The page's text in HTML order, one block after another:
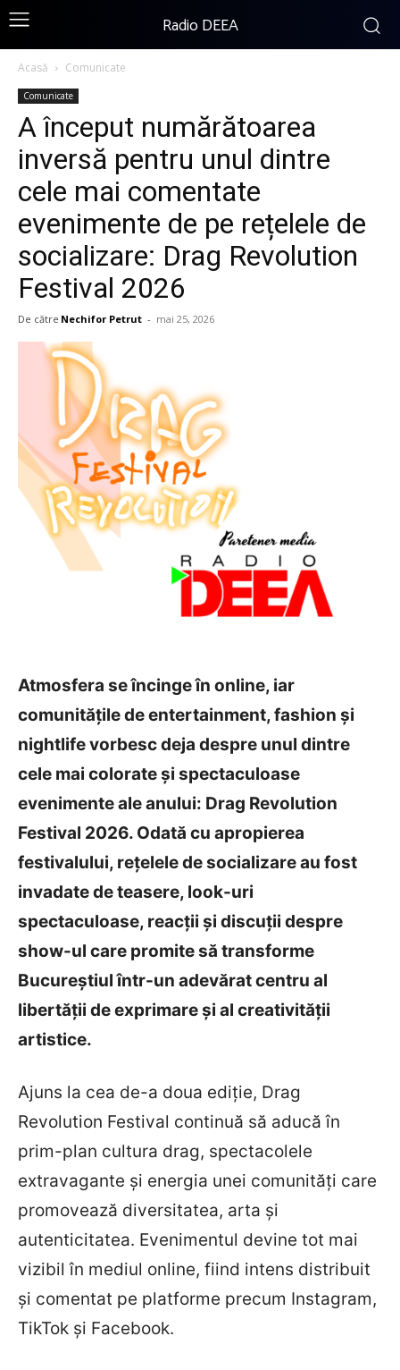
Radio DEEA
Acasă Comunicate
Comunicate
A început numărătoarea
inversă pentru unul dintre
cele mai comentate
evenimente de pe rețelele de
socializare: Drag Revolution
Festival 2026
De către Nechifor Petrut - mai 25, 2026
Atmosfera se încinge în online, iar
comunitățile de entertainment, fashion și
nightlife vorbesc deja despre unul dintre
cele mai colorate și spectaculoase
evenimente ale anului: Drag Revolution
Festival 2026. Odată cu apropierea
festivalului, rețelele de socializare au fost
invadate de teasere, look-uri
spectaculoase, reacții și discuții despre
show-ul care promite să transforme
Bucureștiul într-un adevărat centru al
libertății de exprimare și al creativității
artistice.
Ajuns la cea de-a doua ediție, Drag
Revolution Festival continuă să aducă în
prim-plan cultura drag, spectacolele
extravagante și energia unei comunități care
promovează diversitatea, arta și
autenticitatea. Evenimentul devine tot mai
vizibil în mediul online, fiind intens distribuit
și comentat pe platforme precum Instagram,
TikTok și Facebook.